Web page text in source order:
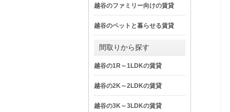
越谷のファミリー向けの賃貸
越谷のペットと暮らせる賃貸
間取りから探す
越谷の1R～1LDKの賃貸
越谷の2K～2LDKの賃貸
越谷の3K～3LDKの賃貸